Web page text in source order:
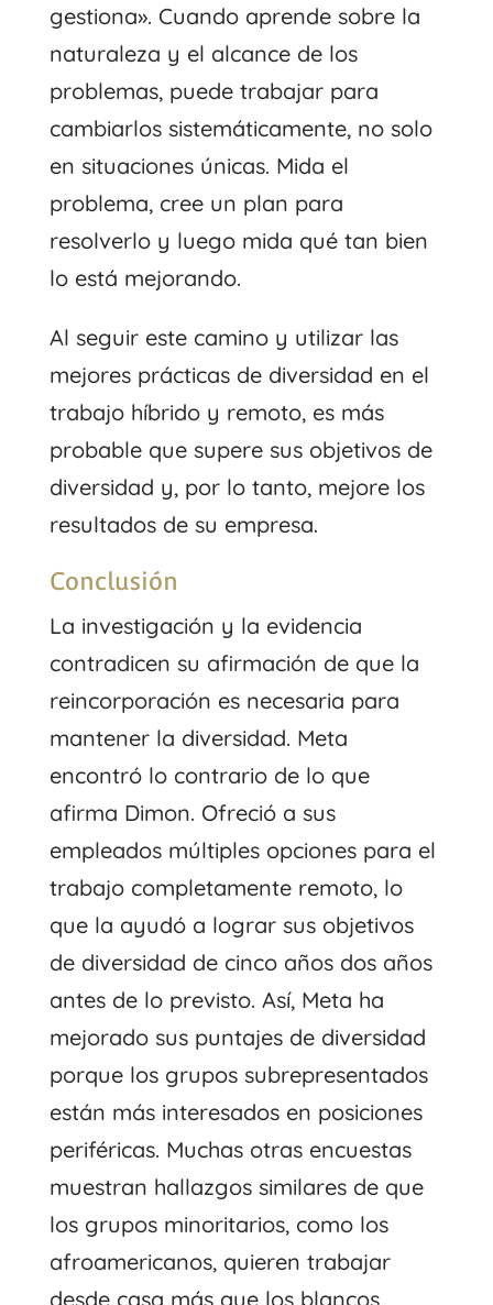
gestiona». Cuando aprende sobre la
naturaleza y el alcance de los
problemas, puede trabajar para
cambiarlos sistemáticamente, no solo
en situaciones únicas. Mida el
problema, cree un plan para
resolverlo y luego mida qué tan bien
lo está mejorando.
Al seguir este camino y utilizar las
mejores prácticas de diversidad en el
trabajo híbrido y remoto, es más
probable que supere sus objetivos de
diversidad y, por lo tanto, mejore los
resultados de su empresa.
Conclusión
La investigación y la evidencia
contradicen su afirmación de que la
reincorporación es necesaria para
mantener la diversidad. Meta
encontró lo contrario de lo que
afirma Dimon. Ofreció a sus
empleados múltiples opciones para el
trabajo completamente remoto, lo
que la ayudó a lograr sus objetivos
de diversidad de cinco años dos años
antes de lo previsto. Así, Meta ha
mejorado sus puntajes de diversidad
porque los grupos subrepresentados
están más interesados ​​en posiciones
periféricas. Muchas otras encuestas
muestran hallazgos similares de que
los grupos minoritarios, como los
afroamericanos, quieren trabajar
desde casa más que los blancos